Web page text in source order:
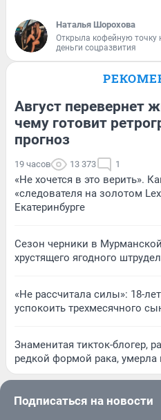
Наталья Шорохова
Открыла кофейную точку
деньги соцразвития
Август перевернет
чему готовит
прогноз
19 часов 13 373 1
«Не хочется в это верить».
«следователя на золотом
Екатеринбурге
Сезон черники в
хрустящего ягодного
«Не рассчитала силы»: 18-
успокоить трехмесячного
Знаменитая тикток-блогер,
редкой формой рака, умерла
Подписаться на новости